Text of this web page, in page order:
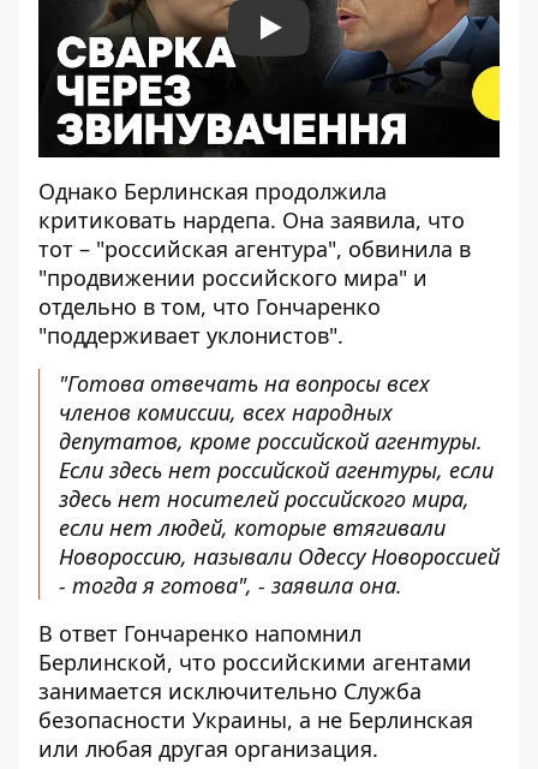
Play
Однако Берлинская продолжила
критиковать нардепа. Она заявила, что
тот – "российская агентура", обвинила в
"продвижении российского мира" и
отдельно в том, что Гончаренко
"поддерживает уклонистов".
"Готова отвечать на вопросы всех
членов комиссии, всех народных
депутатов, кроме российской агентуры.
Если здесь нет российской агентуры, если
здесь нет носителей российского мира,
если нет людей, которые втягивали
Новороссию, называли Одессу Новороссией
- тогда я готова", - заявила она.
В ответ Гончаренко напомнил
Берлинской, что российскими агентами
занимается исключительно Служба
безопасности Украины, а не Берлинская
или любая другая организация.